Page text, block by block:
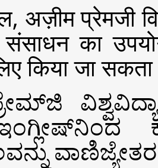
अज़ीम प्रेमजी
का
किया जा